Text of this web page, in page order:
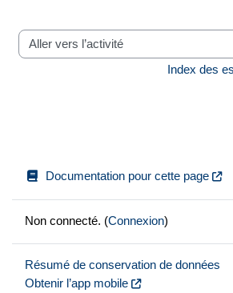
Aller vers l’activité
Index des
Documentation pour cette page
Non connecté. (Connexion)
Résumé de conservation de données
Obtenir l’app mobile